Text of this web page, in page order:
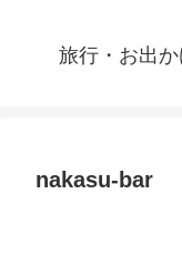
旅行・お出
nakasu-bar